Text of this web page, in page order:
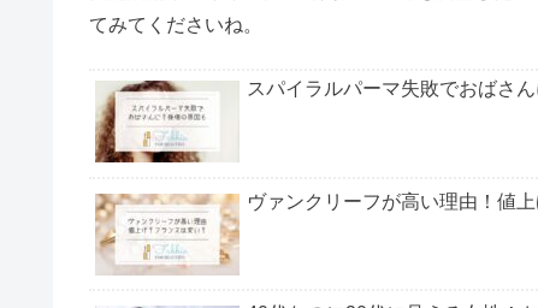
そこで今回は、ココスの朝食バイキングの口コミや
▼この記事で紹介していること
ココス朝食バイキングはまずいの？
ココス朝食バイキングの料金は？
ココス朝食バイキングの時間は？